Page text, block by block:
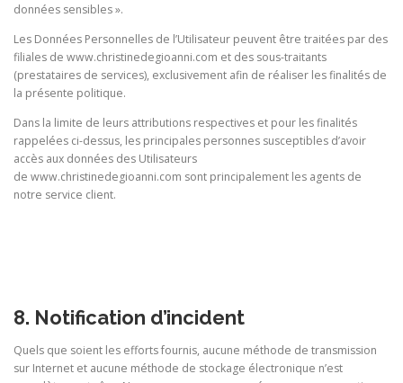
données sensibles ».
Les Données Personnelles de l’Utilisateur peuvent être traitées par des
filiales de www.christinedegioanni.com et des sous-traitants
(prestataires de services), exclusivement afin de réaliser les finalités de
la présente politique.
Dans la limite de leurs attributions respectives et pour les finalités
rappelées ci-dessus, les principales personnes susceptibles d’avoir
accès aux données des Utilisateurs
de www.christinedegioanni.com sont principalement les agents de
notre service client.
8. Notification d’incident
Quels que soient les efforts fournis, aucune méthode de transmission
sur Internet et aucune méthode de stockage électronique n’est